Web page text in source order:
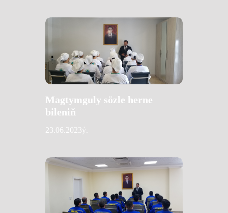
Magtymguly sözle herne
bileniň
23.06.2023ý.